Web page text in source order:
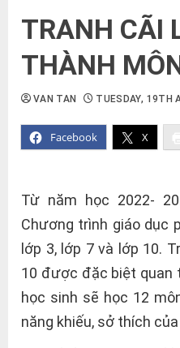
TRANH CÃI
THÀNH
Facebook X
VAN TAN TUESDAY, 19TH
Từ năm học 2022-
Chương trình giáo dục
lớp 3, lớp 7 và lớp 10.
10 được đặc biệt quan
học sinh sẽ học 12
năng khiếu, sở thích